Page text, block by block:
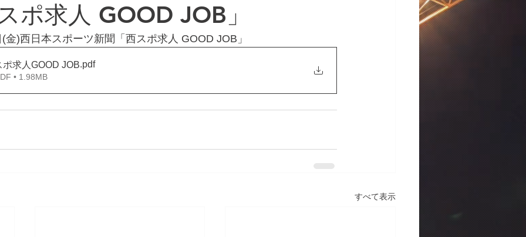
ポ求人 GOOD JOB」
)西日本スポーツ新聞「西スポ求人 GOOD JOB」
求人GOOD JOB.pdf
• 1.98MB
すべて表示